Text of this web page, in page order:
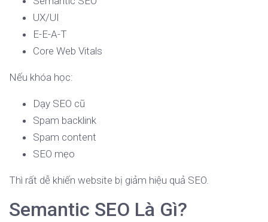
UX/UI
E-E-A-T
Core Web Vitals
Nếu khóa học:
Dạy SEO cũ
Spam backlink
Spam content
SEO mẹo
Thì rất dễ khiến website bị giảm hiệu quả SEO.
Semantic SEO Là Gì?